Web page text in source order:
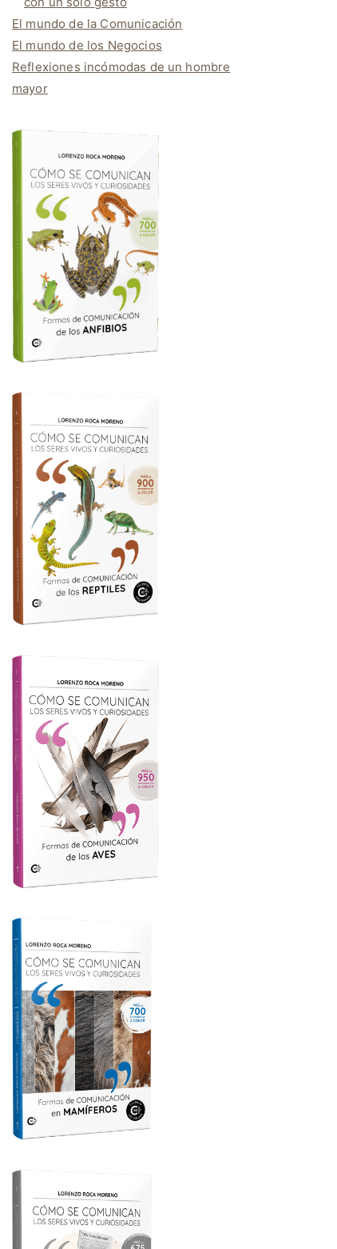
El mundo de la Comunicación
El mundo de los Negocios
Reflexiones incómodas de un hombre
mayor